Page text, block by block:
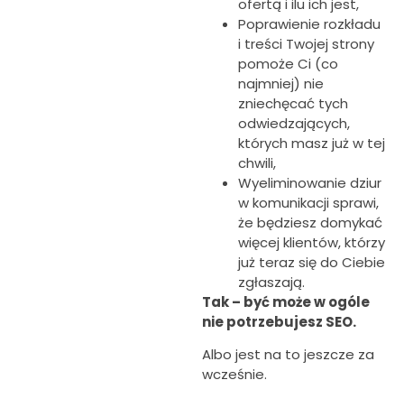
ofertą i ilu ich jest,
Poprawienie rozkładu
i treści Twojej strony
pomoże Ci (co
najmniej) nie
zniechęcać tych
odwiedzających,
których masz już w tej
chwili,
Wyeliminowanie dziur
w komunikacji sprawi,
że będziesz domykać
więcej klientów, którzy
już teraz się do Ciebie
zgłaszają.
Tak – być może w ogóle
nie potrzebujesz SEO.
Albo jest na to jeszcze za
wcześnie.